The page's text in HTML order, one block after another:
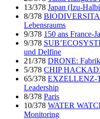
13/378 Japan (Izu-
8/378
Lebensraums
9/378 150 ans France-
9/378
und Delfine
21/378 DRONE:
5/378 CHIP
65/378 EXZELLENZ-
Leadership
8/378 Paris
10/378 WATER
Monitoring